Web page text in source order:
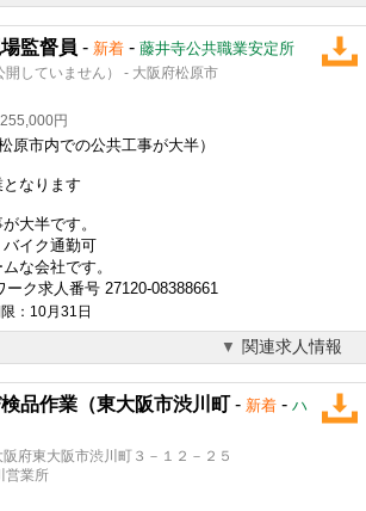
監督員 - 新着 - 藤井寺公共職業安定所
開していません） - 大阪府松原市
円
原市内での公共工事が大半）
なります
大半です。
バイク通勤可
な会社です。
ク求人番号 27120-08388661
：10月31日
関連求人情報
品作業（東大阪市渋川町- 新着 - ハ
府東大阪市渋川町３－１２－２５
営業所